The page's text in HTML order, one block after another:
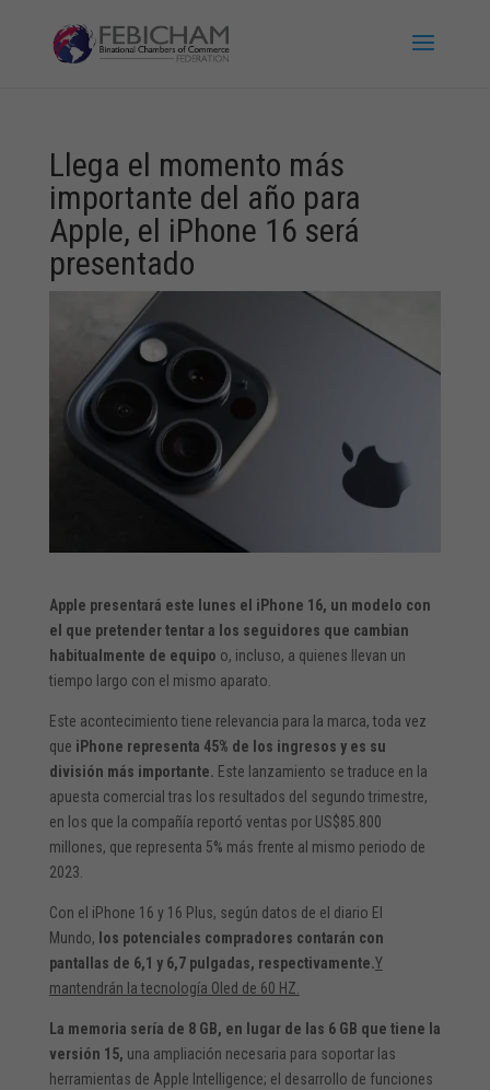
Llega el momento más
importante del año para
Apple, el iPhone 16 será
presentado
Apple presentará este lunes el iPhone 16, un modelo con
el que pretender tentar a los seguidores que cambian
habitualmente de equipo o, incluso, a quienes llevan un
tiempo largo con el mismo aparato.
Este acontecimiento tiene relevancia para la marca, toda vez
que iPhone representa 45% de los ingresos y es su
división más importante. Este lanzamiento se traduce en la
apuesta comercial tras los resultados del segundo trimestre,
en los que la compañía reportó ventas por US$85.800
millones, que representa 5% más frente al mismo periodo de
2023.
Con el iPhone 16 y 16 Plus, según datos de el diario El
Mundo, los potenciales compradores contarán con
pantallas de 6,1 y 6,7 pulgadas, respectivamente.Y
mantendrán la tecnología Oled de 60 HZ.
La memoria sería de 8 GB, en lugar de las 6 GB que tiene la
versión 15, una ampliación necesaria para soportar las
herramientas de Apple Intelligence; el desarrollo de funciones